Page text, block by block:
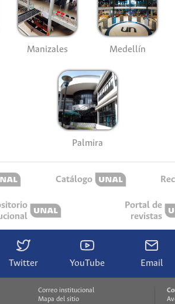
Manizales Medellín
Palmira
Catálogo
Portal de
revistas
Twitter YouTube Email
Correo institucional
Mapa del sitio